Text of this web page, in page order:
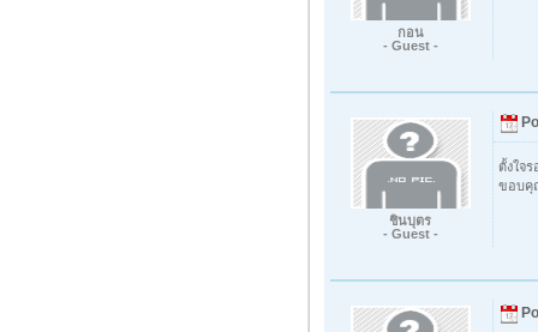
กอน
- Guest -
ชินบุตร
- Guest -
ตั้งใจ
ขอบคุ